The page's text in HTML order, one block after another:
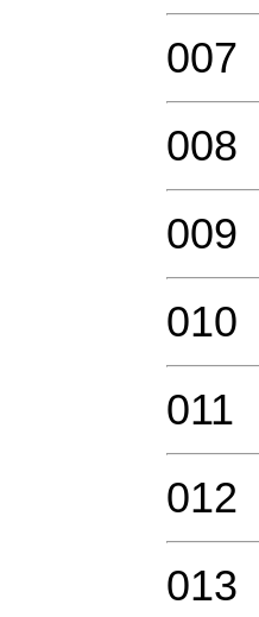
007
008
009
010
011
012
013